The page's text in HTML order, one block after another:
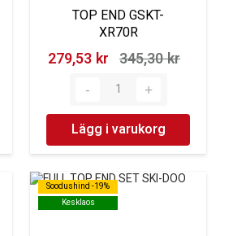
TOP END GSKT-
XR70R
279,53 kr‎ 345,30 kr‎
Lägg i varukorg
Soodushind -19%
Kesklaos
Soodushind -19%
Kesklaos